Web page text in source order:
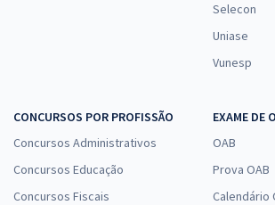
Selecon
Uniase
Vunesp
CONCURSOS POR PROFISSÃO
Concursos Administrativos
Concursos Educação
Concursos Fiscais
EXAME DE
OAB
Prova OAB
Calendário